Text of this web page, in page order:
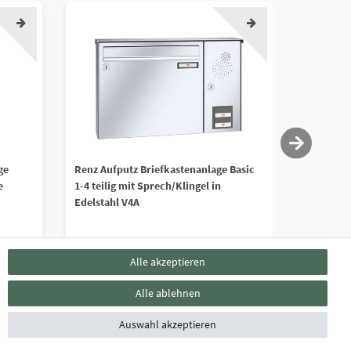
Renz Aufputz Briefkastenanlage Basic
1-4 teilig mit Sprech/Klingel in
Edelstahl V4A
714,90 € *
*inkl. ges. MwSt.zzgl.Versandkosten
Lieferzeit ca. 4 - 6 Wochen
*inkl. ges.
Alle akzeptieren
Alle ablehnen
Auswahl akzeptieren